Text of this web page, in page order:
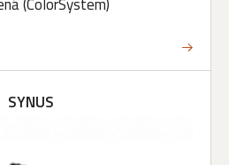
SYNUS